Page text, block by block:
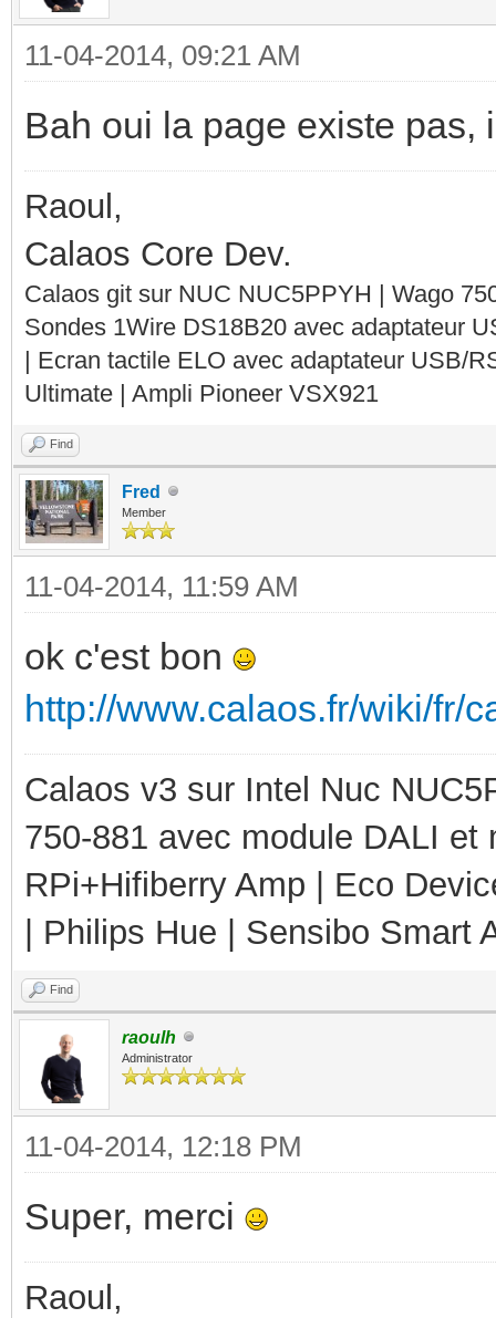
11-04-2014, 09:21 AM
Bah oui la page existe pas,
Raoul,
Calaos Core Dev.
Calaos git sur NUC NUC5PPYH | Wago
Sondes 1Wire DS18B20 avec adaptateur
| Ecran tactile ELO avec adaptateur USB/
Ultimate | Ampli Pioneer VSX921
Find
Fred
Member
11-04-2014, 11:59 AM
ok c'est bon
http://www.calaos.fr/wiki/fr/
Calaos v3 sur Intel Nuc
750-881 avec module DALI
RPi+Hifiberry Amp | Eco
| Philips Hue | Sensibo Smart
Find
raoulh
Administrator
11-04-2014, 12:18 PM
Super, merci
Raoul,